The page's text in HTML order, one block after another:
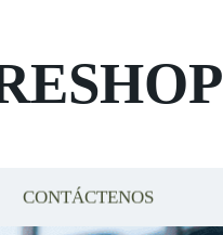
CONTÁCTENOS